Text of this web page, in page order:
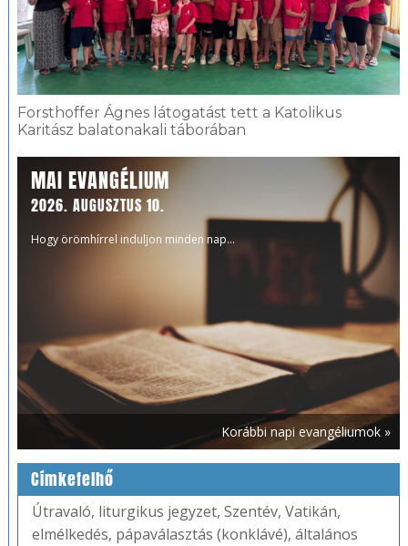
Forsthoffer Ágnes látogatást tett a Katolikus
Karitász balatonakali táborában
MAI EVANGÉLIUM
2026. AUGUSZTUS 10.
Hogy örömhírrel induljon minden nap...
Korábbi napi evangéliumok »
Címkefelhő
Útravaló, liturgikus jegyzet, Szentév, Vatikán,
elmélkedés, pápaválasztás (konklávé), általános